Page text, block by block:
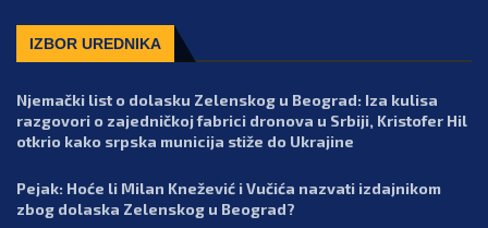
IZBOR UREDNIKA
Njemački list o dolasku Zelenskog u Beograd: Iza kulisa
razgovori o zajedničkoj fabrici dronova u Srbiji, Kristofer Hil
otkrio kako srpska municija stiže do Ukrajine
Pejak: Hoće li Milan Knežević i Vučića nazvati izdajnikom
zbog dolaska Zelenskog u Beograd?